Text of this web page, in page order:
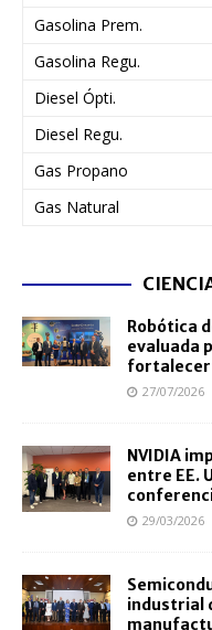
Gasolina Prem.
Gasolina Regu.
Diesel Ópti.
Diesel Regu.
Gas Propano
Gas Natural
Robótica
evaluada
fortalecer
27/07/2026
NVIDIA
entre EE.
29/03/2026
industrial